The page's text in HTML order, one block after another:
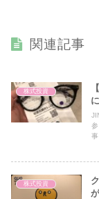
関連記事
株式投資
事
株式投資